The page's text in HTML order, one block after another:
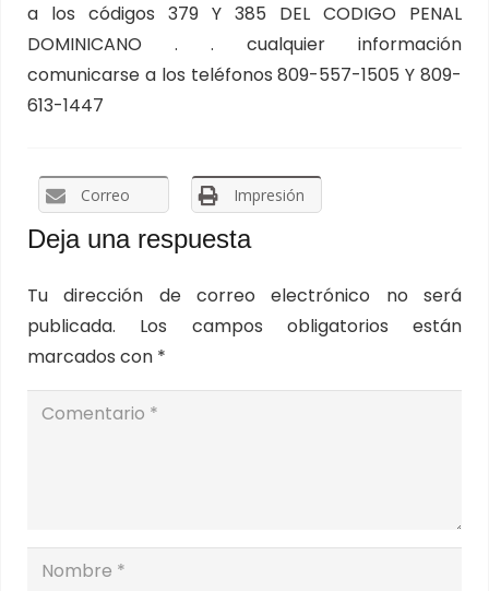
a los códigos 379 Y 385 DEL CODIGO PENAL
DOMINICANO . . cualquier información
comunicarse a los teléfonos 809-557-1505 Y 809-
613-1447
Correo Impresión
Deja una respuesta
Tu dirección de correo electrónico no será
publicada.
Los campos obligatorios están
marcados con *